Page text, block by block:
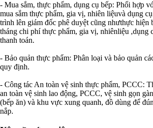
- Mua sắm, thực phẩm, dụng cụ bếp: Phối hợp
mua sắm thực phẩm, gia vị, nhiên liệuvà dụng
trình lên giám đốc phê duyệt cũng nhưthực hiện
tháng chi phí thực phẩm, gia vị, nhiênliệu ,dụng
thanh toán.
- Bảo quản thực phẩm: Phân loại và bảo quản
quy định.
- Công tác An toàn vệ sinh thực phẩm, PCCC:
an toàn vệ sinh lao động, PCCC, vệ sinh gọn
(bếp ăn) và khu vực xung quanh, đồ dùng để
nắp.